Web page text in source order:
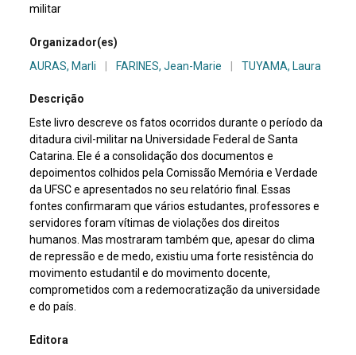
militar
Organizador(es)
AURAS, Marli
FARINES, Jean-Marie TUYAMA, Laura
Descrição
Este livro descreve os fatos ocorridos durante o período da
ditadura civil-militar na Universidade Federal de Santa
Catarina. Ele é a consolidação dos documentos e
depoimentos colhidos pela Comissão Memória e Verdade
da UFSC e apresentados no seu relatório final. Essas
fontes confirmaram que vários estudantes, professores e
servidores foram vítimas de violações dos direitos
humanos. Mas mostraram também que, apesar do clima
de repressão e de medo, existiu uma forte resistência do
movimento estudantil e do movimento docente,
comprometidos com a redemocratização da universidade
e do país.
Editora